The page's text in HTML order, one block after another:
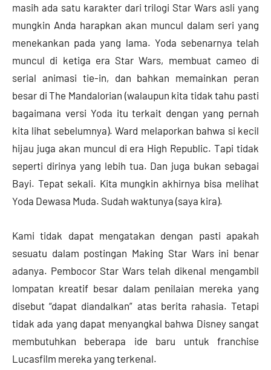
masih ada satu karakter dari trilogi Star Wars asli yang
mungkin Anda harapkan akan muncul dalam seri yang
menekankan pada yang lama. Yoda sebenarnya telah
muncul di ketiga era Star Wars, membuat cameo di
serial animasi tie-in, dan bahkan memainkan peran
besar di The Mandalorian (walaupun kita tidak tahu pasti
bagaimana versi Yoda itu terkait dengan yang pernah
kita lihat sebelumnya). Ward melaporkan bahwa si kecil
hijau juga akan muncul di era High Republic. Tapi tidak
seperti dirinya yang lebih tua. Dan juga bukan sebagai
Bayi. Tepat sekali. Kita mungkin akhirnya bisa melihat
Yoda Dewasa Muda. Sudah waktunya (saya kira).
Kami tidak dapat mengatakan dengan pasti apakah
sesuatu dalam postingan Making Star Wars ini benar
adanya. Pembocor Star Wars telah dikenal mengambil
lompatan kreatif besar dalam penilaian mereka yang
disebut “dapat diandalkan” atas berita rahasia. Tetapi
tidak ada yang dapat menyangkal bahwa Disney sangat
membutuhkan beberapa ide baru untuk franchise
Lucasfilm mereka yang terkenal.